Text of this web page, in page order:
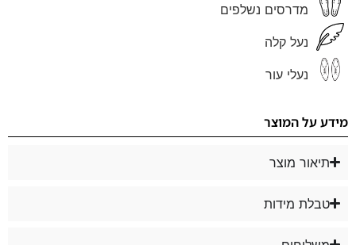
מדרסים נשלפים
נעל קלה
נעלי עור
מידע על המוצר
תיאור מוצר
טבלת מידות